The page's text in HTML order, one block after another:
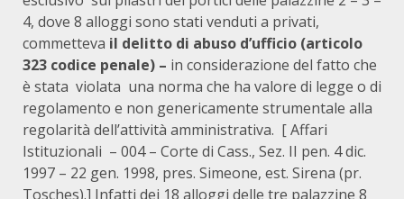
4, dove 8 alloggi sono stati venduti a privati,
commetteva il delitto di abuso d’ufficio (articolo
323 codice penale) – in considerazione del fatto che
è stata violata una norma che ha valore di legge o di
regolamento e non genericamente strumentale alla
regolarità dell’attività amministrativa. [ Affari
Istituzionali – 004 – Corte di Cass., Sez. II pen. 4 dic.
1997 – 22 gen. 1998, pres. Simeone, est. Sirena (pr.
Tosches).] Infatti dei 18 alloggi delle tre palazzine 8